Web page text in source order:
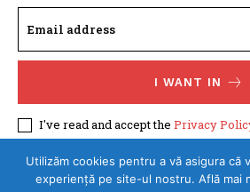
SUBSCRIBE
I've read and accept thePrivacy
Utilizăm cookies pentru a vă asigura că
experiență pe site-ul nostru. Află mai